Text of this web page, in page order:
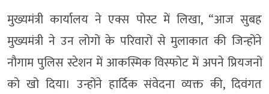
मुख्यमंत्री कार्यालय ने एक्स पोस्ट में लिखा, “आज सुबह
मुख्यमंत्री ने उन लोगों के परिवारों से मुलाकात की जिन्होंने
नौगाम पुलिस स्टेशन में आकस्मिक विस्फोट में अपने प्रियजनों
को खो दिया। उन्होंने हार्दिक संवेदना व्यक्त की, दिवंगत